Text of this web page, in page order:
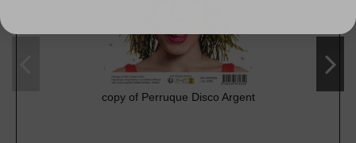
copy of Perruque Disco Argent